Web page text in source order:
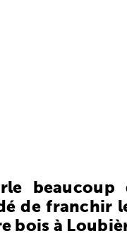
beaucoup
de franchir
bois à